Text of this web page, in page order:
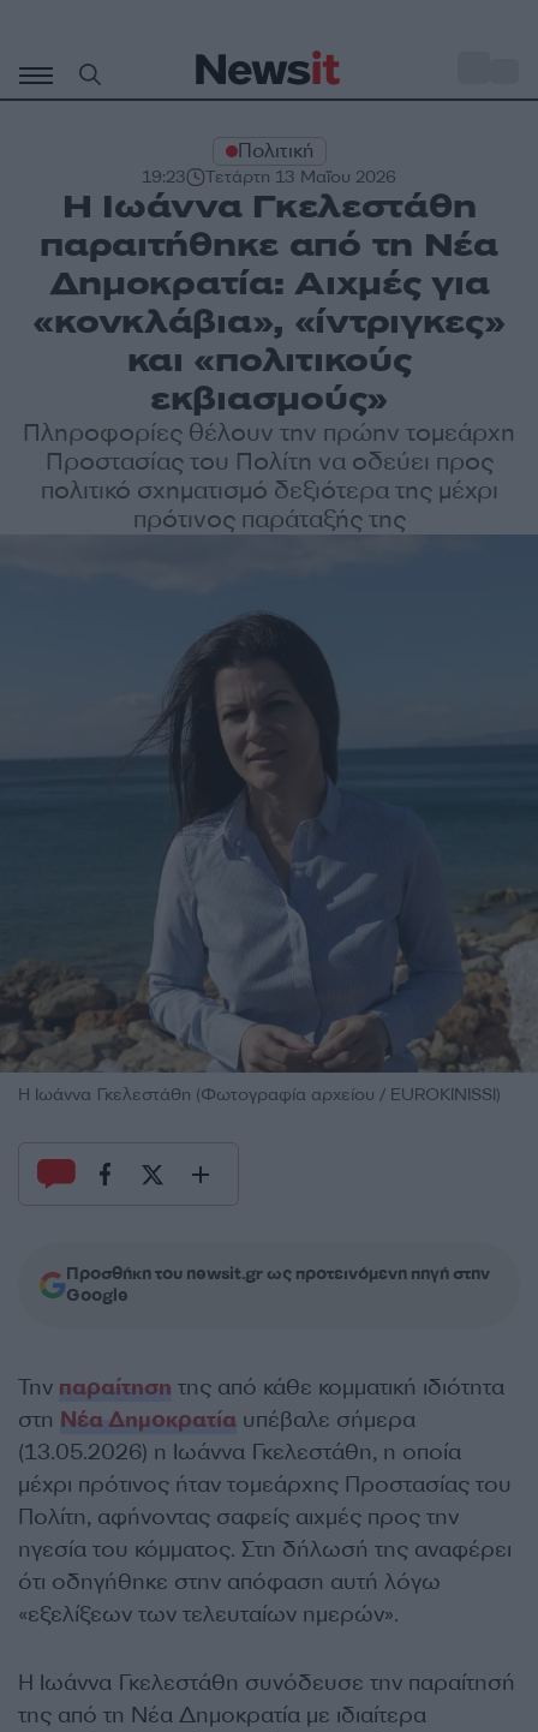
περιεχόμενο
Πολιτική
19:23 Τετάρτη 13 Μαΐου 2026
Η Ιωάννα Γκελεστάθη
παραιτήθηκε από τη Νέα
Δημοκρατία: Αιχμές για
«κονκλάβια», «ίντριγκες»
και «πολιτικούς
εκβιασμούς»
Πληροφορίες θέλουν την πρώην τομεάρχη
Προστασίας του Πολίτη να οδεύει προς
πολιτικό σχηματισμό δεξιότερα της μέχρι
πρότινος παράταξής της
Η Ιωάννα Γκελεστάθη (Φωτογραφία αρχείου / EUROKINISSI)
Προσθήκη του newsit.gr ως προτεινόμενη πηγή στην
Google
Την παραίτηση της από κάθε κομματική ιδιότητα
στη Νέα Δημοκρατία υπέβαλε σήμερα
(13.05.2026) η Ιωάννα Γκελεστάθη, η οποία
μέχρι πρότινος ήταν τομεάρχης Προστασίας του
Πολίτη, αφήνοντας σαφείς αιχμές προς την
ηγεσία του κόμματος. Στη δήλωσή της αναφέρει
ότι οδηγήθηκε στην απόφαση αυτή λόγω
«εξελίξεων των τελευταίων ημερών».
Η Ιωάννα Γκελεστάθη συνόδευσε την παραίτησή
της από τη Νέα Δημοκρατία με ιδιαίτερα